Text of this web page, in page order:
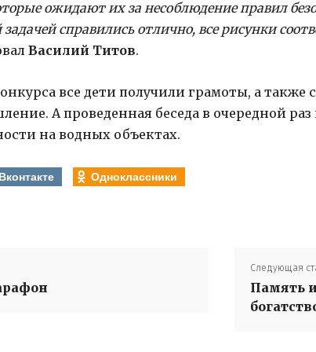
ожидают их за несоблюдение правил
задачей справились отлично, все рисунки
Василий Титов.
все дети получили грамоты, а также
А проведенная беседа в очередной
на водных объектах.
Вконтакте Одноклассники
Следующая
Память